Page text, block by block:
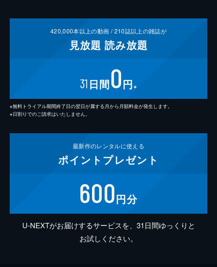
420,000本以上の動画 /210誌以上の雑誌が
見放題 読み放題
31 日間0円 ※
※無料トライアル期間終了日の翌日が属する月から月額料金が発生します。
※日割りでのご請求はいたしません。
最新作のレンタルに使える
ポイント プレゼント
600円分
U-NEXTがお届けするサービスを、31日間ゆっくりと
お試しください。